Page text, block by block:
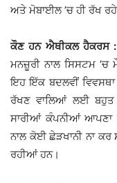
ਅਤੇ ਮੋਬਾਈਲ ’ਚ ਹੀ ਰੱਖ
ਕੌਣ ਹਨ ਐਥੀਕਲ ਹੈਕਰਸ :
ਮਨਜ਼ੂਰੀ ਨਾਲ ਸਿਸਟਮ
ਇਹ ਇੱਕ ਬਦਲਵੀਂ
ਰੱਖਣ ਵਾਲਿਆਂ ਲਈ
ਸਾਰੀਆਂ ਕੰਪਨੀਆਂ
ਨਾਲ ਕੋਈ ਛੇੜਖਾਨੀ ਨਾ
ਰਹੀਆਂ ਹਨ।